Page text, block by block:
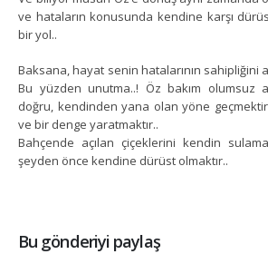
ve hataların konusunda kendine karşı
bir yol..
Baksana, hayat senin hatalarının sahipliğini
Bu yüzden unutma..! Öz bakım olumsuz
doğru, kendinden yana olan yöne geçmektir.
ve bir denge yaratmaktır..
Bahçende açılan çiçeklerini kendin
şeyden önce kendine dürüst olmaktır..
Bu gönderiyi paylaş